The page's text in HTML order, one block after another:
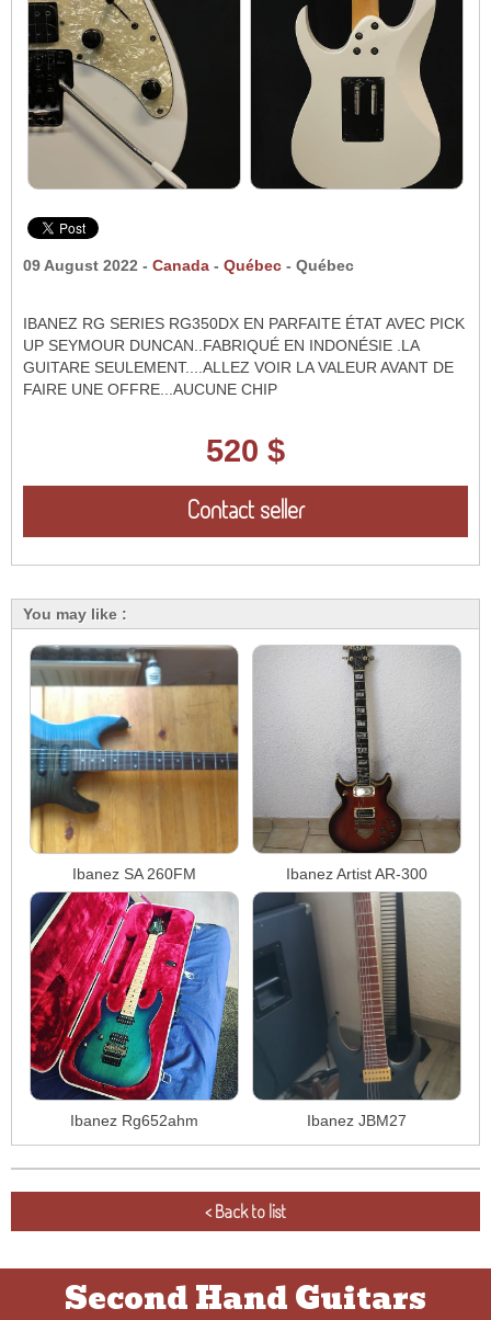
09 August 2022 - Canada - Québec - Québec
IBANEZ RG SERIES RG350DX EN PARFAITE ÉTAT AVEC PICK
UP SEYMOUR DUNCAN..FABRIQUÉ EN INDONÉSIE .LA
GUITARE SEULEMENT....ALLEZ VOIR LA VALEUR AVANT DE
FAIRE UNE OFFRE...AUCUNE CHIP
520 $
Contact seller
You may like :
Ibanez SA 260FM Ibanez Artist AR-300
Ibanez Rg652ahm Ibanez JBM27
< Back to list
Second Hand Guitars